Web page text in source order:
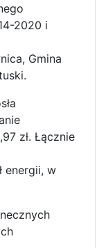
2020 i
Gmina
zł. Łącznie
energii, w